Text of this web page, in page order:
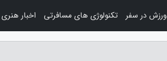
ورزش در سفر تکنولوژی های مسافرتی اخبار هنری